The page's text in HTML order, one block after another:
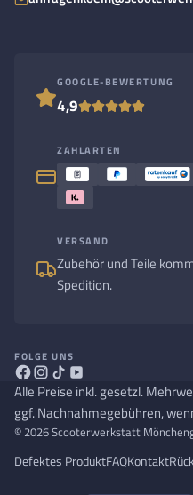
GOOGLE-BEWERTUNG
4,9
ZAHLARTEN
VERSAND
Zubehör und Teile
Spedition.
FOLGE UNS
Alle Preise inkl. gesetzl.
ggf. Nachnahmegebühren,
© 2026 Scooterwerkstatt
Defektes ProduktFAQKontakt